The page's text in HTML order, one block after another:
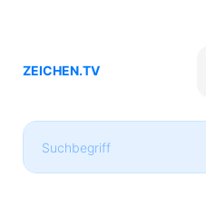
ZEICHEN.TV